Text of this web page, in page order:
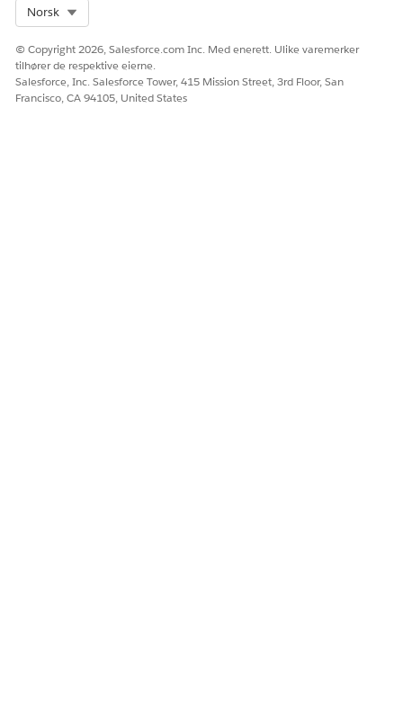
Norsk
© Copyright 2026, Salesforce.com Inc. Med enerett. Ulike varemerker
tilhører de respektive eierne.
Salesforce, Inc. Salesforce Tower, 415 Mission Street, 3rd Floor, San
Francisco, CA 94105, United States